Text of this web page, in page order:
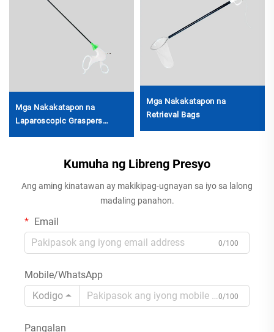
Mga Nakakatapon na
Laparoscopic Graspers
Mga Nakakatapon na
Retrieval Bags
Kumuha ng Libreng Presyo
Ang aming kinatawan ay makikipag-ugnayan sa iyo sa lalong
madaling panahon.
Email
0/100
Mobile/WhatsApp
Kodigo
0/100
Pangalan